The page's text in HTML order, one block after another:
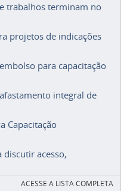
trabalhos terminam no
projetos de indicações
para capacitação
integral de
Capacitação
discutir acesso,
ACESSE A LISTA COMPLETA